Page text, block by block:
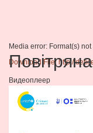
Media error: Format(s)
Download File: http://
00:00
Видеоплеер